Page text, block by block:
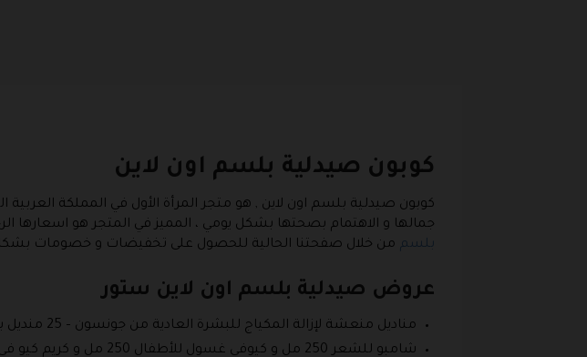
كوبون صيدلية بلسم اون لاين
كوبون صيدلية بلسم اون لاين , هو متجر المرأة الأول في المملكة
جمالها و الاهتمام بصحتها بشكل يومي ، المميز في المتجر هو اسعارها
بلسم من خلال صفحتنا الحالية للحصول على تخفيضات و خصومات
عروض صيدلية بلسم اون لاين ستور
مناديل منعشة لإزالة المكياج للبشرة العادية من جونسون – 25 منديل بسعر 10 ريال بدلا من 32 ريال .
شامبو للشعر 250 مل و كيوفي غسول للأطفال 250 مل و كريم كيو في مرطب 250 مل بسعر 50 ريال بدلا من 127 ريال .